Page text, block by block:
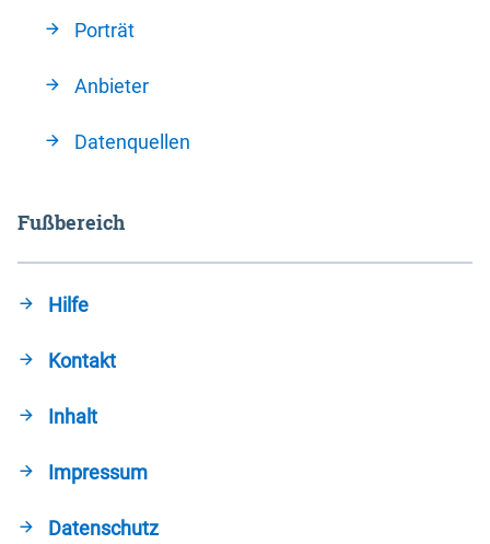
Porträt
Anbieter
Datenquellen
Fußbereich
Hilfe
Kontakt
Inhalt
Impressum
Datenschutz